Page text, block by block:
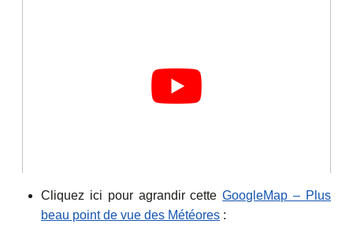
Cliquez ici pour agrandir cetteGoogleMap – Plus
beau point de vue des Météores :